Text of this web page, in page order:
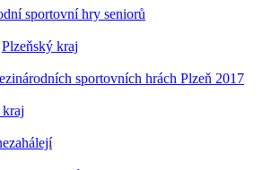
sportovní hry seniorů
Plzeňský kraj
sportovních hrách Plzeň 2017
kraj